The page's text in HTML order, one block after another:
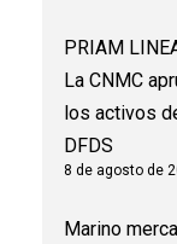
PRIAM
La CNMC
los activos
DFDS
8 de agosto de
Marino